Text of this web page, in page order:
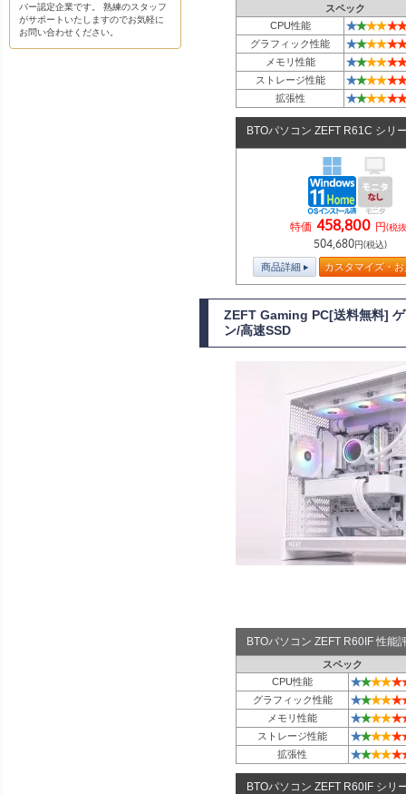
スペック
CPU性能
★★★★★★
グラフィック性能 ★★★★★★
メモリ性能 ★★★★★★
ストレージ性能 ★★★★★★
拡張性 ★★★★★★
BTOパソコン ZEFT R61C シリ
特価 458,800 円(税
504,680円(税込)
商品詳細 カスタマイズ・
ZEFT Gaming PC[送料無料]
ン/高速SSD
BTOパソコン ZEFT R60IF 性能
スペック
CPU性能
★★★★★
グラフィック性能 ★★★★★
メモリ性能 ★★★★★
ストレージ性能 ★★★★★
拡張性 ★★★★★
BTOパソコン ZEFT R60IF シリ
バー認定企業です。 熟練のスタッフ
がサポートいたしますのでお気軽に
お問い合わせください。